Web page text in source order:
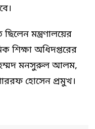
মন্ত্রণালয়ের
শিক্ষা অধিদপ্তরের
মনসুরুল আলম,
হোসেন প্রমুখ।